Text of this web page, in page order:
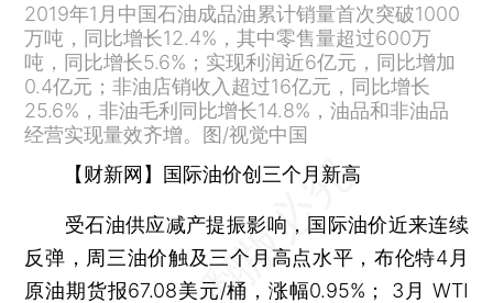
2019年1月中国石油成品油累计销量首次突破1000
万吨，同比增长12.4%，其中零售量超过600万
吨，同比增长5.6%；实现利润近6亿元，同比增加
0.4亿元；非油店销收入超过16亿元，同比增长
25.6%，非油毛利同比增长14.8%，油品和非油品
经营实现量效齐增。图/视觉中国
【财新网】国际油价创三个月新高
受石油供应减产提振影响，国际油价近来连续
反弹，周三油价触及三个月高点水平，布伦特4月
原油期货报67.08美元/桶，涨幅0.95%； 3月 WTI